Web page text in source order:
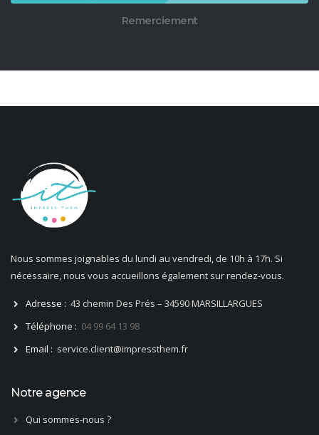
Remerciement
Nous sommes joignables du lundi au vendredi, de 10h à 17h. Si
nécessaire, nous vous accueillons également sur rendez-vous.
Adresse : 43 chemin Des Prés – 34590 MARSILLARGUES
Téléphone : 04 99 64 13 98
Email : service.client@impressthem.fr
Notre agence
Qui sommes-nous ?